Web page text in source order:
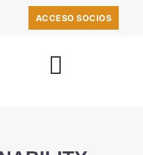
ACCESO SOCIOS